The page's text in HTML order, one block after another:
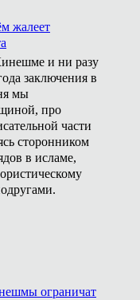
жалеет
и ни разу
заключения в
мы
про
части
сторонником
в исламе,
ограничат